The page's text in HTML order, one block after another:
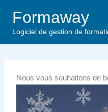
contenu
Formaway
Logiciel de gestion de
Nous vous souhaitons de